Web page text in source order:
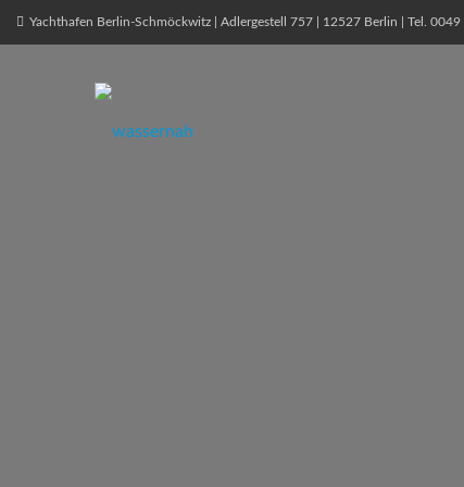
Yachthafen Berlin-Schmöckwitz | Adlergestell 757 | 12527 Berlin | Tel.